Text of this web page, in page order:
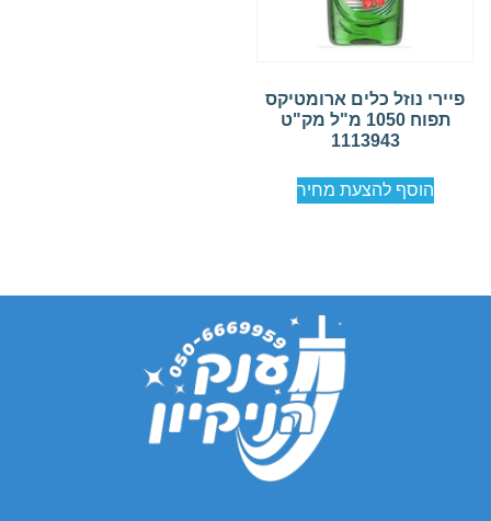
פיירי נוזל כלים ארומטיקס
תפוח 1050 מ"ל מק"ט
1113943
הוסף להצעת מחיר